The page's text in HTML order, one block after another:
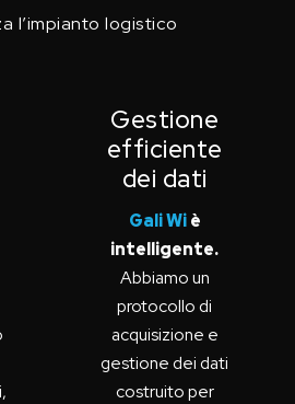
l’impianto logistico
Gestione
efficiente
dei dati
Gali Wi è
intelligente.
Abbiamo un
protocollo di
acquisizione e
gestione dei dati
costruito per